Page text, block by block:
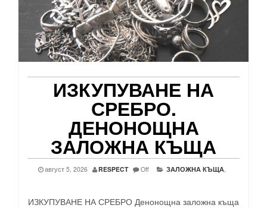
ИЗКУПУВАНЕ НА
СРЕБРО.
ДЕНОНОЩНА
ЗАЛОЖНА КЪЩА
август 5, 2026 RESPECT Off ЗАЛОЖНА КЪЩА
ИЗКУПУВАНЕ НА СРЕБРО Денонощна заложна къща